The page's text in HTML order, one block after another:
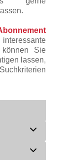
können Sie
lassen,